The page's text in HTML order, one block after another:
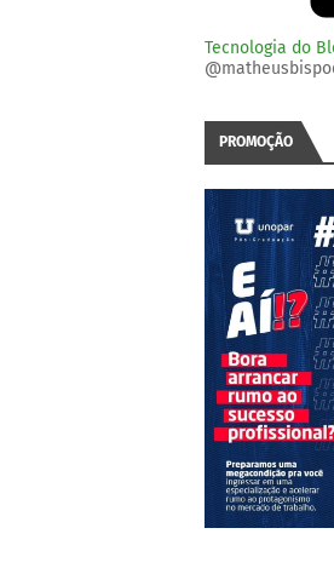
Tecnologia do
PROMOÇÃO